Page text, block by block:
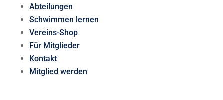
Abteilungen
Schwimmen lernen
Vereins-Shop
Für Mitglieder
Kontakt
Mitglied werden